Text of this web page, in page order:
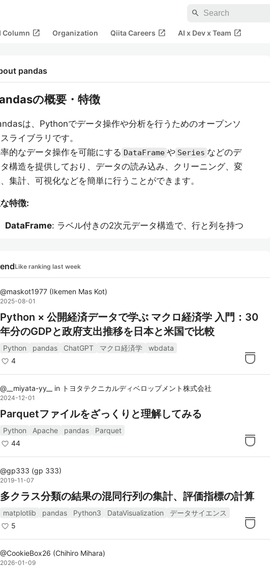
search
Column open_in_new Organization Qiita Careers open_in_new AI x Dev x Team open_in_new
pandas
の概要・特徴
は、Pythonでデータ操作や分析を行うためのオープンソ
ライブラリです。
的なデータ操作を可能にする DataFrame や Series などのデ
構造を提供しており、データの読み込み、クリーニング、変
集計、可視化などを簡単に行うことができます。
特徴:
DataFrame: ラベル付きの2次元データ構造で、行と列を持つ
データの読み書き: CSV、Excel、SQLデータベース、JSON、
データ操作機能: フィルタリング、並べ替え、集計、欠損値の
処理、マージなど、データの変換や操作が簡単に行える。
統合された時間系列機能: pandasは時間系列データの処理や
操作に強力な機能を提供しているため、時間依存データの分
析が容易。
ファレンス
pandas公式サイト: pandasの公式ドキュメントやチュートリ
アル、APIリファレンスが提供されている。
pandas Documentation
や、データ操作に関するガイドを提供。
pandas GitHubリポジトリ
開発状況を確認できる。
連タグ
DataFrame
Like ranking last week
@maskot1977 (Ikemen Mas Kot)
2025-08-01
Python × 公開経済データで学ぶ マクロ経済学 入門：30
年分のGDPと政府支出推移を日本と米国で比較
Python pandas ChatGPT マクロ経済学
wbdata
4
@ __miyata-yy__ in トヨタテクニカルディベロップメント株式会社
2024-12-01
Parquetファイルをざっくりと理解してみる
Python Apache pandas
Parquet
44
@gp333 (gp 333)
2019-11-07
多クラス分類の結果の混同行列の集計、評価指標の計算
matplotlib pandas Python3 DataVisualization
データサイエンス
5
@CookieBox26 (Chihiro Mihara)
2026-01-09